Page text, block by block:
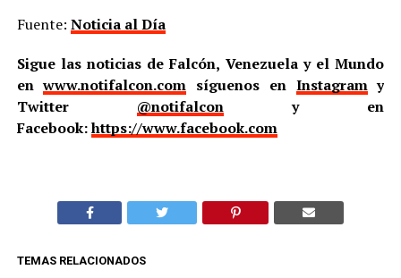
Fuente: Noticia al Día
Sigue las noticias de Falcón, Venezuela y el Mundo
enwww.notifalcon.com síguenos en Instagramy
Twitter @notifalcony en
Facebook:https://www.facebook.com
TEMAS RELACIONADOS